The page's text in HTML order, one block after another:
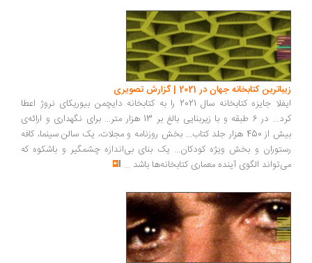
زیباترین کتابخانه جهان در 2021 | گزارش تصویری
ایفلا جایزه کتابخانه سال 2021 را به کتابخانه دایچمن بیوریکای نروژ اعطا
کرد... در 6 طبقه و با زیربنایی بالغ بر 13 هزار متر... برای نگهداری و ارائه‌ی
بیش از 450 هزار جلد کتاب... بخش روزنامه و مجلات، یک سالن سینما، کافه
رستوران و بخش ویژه کودکان... یک بنای بی‌اندازه چشمگیر و باشکوه که
می‌تواند الگوی آینده معماری کتابخانه‌ها باشد ...